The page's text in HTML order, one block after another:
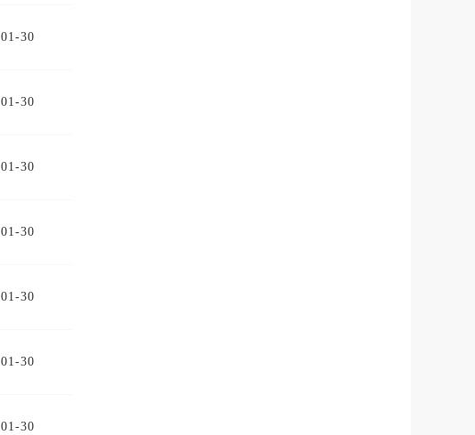
01-30
01-30
01-30
01-30
01-30
01-30
01-30